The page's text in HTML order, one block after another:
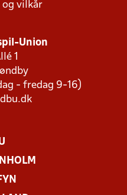
og vilkår
Union
1
- fredag 9-16)